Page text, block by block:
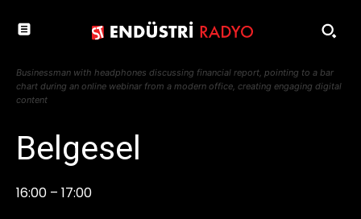
Businessman with headphones discussing financial report, pointing to a bar
chart during an online webinar from a modern office, creating engaging digital
content
Belgesel
16:00 – 17:00